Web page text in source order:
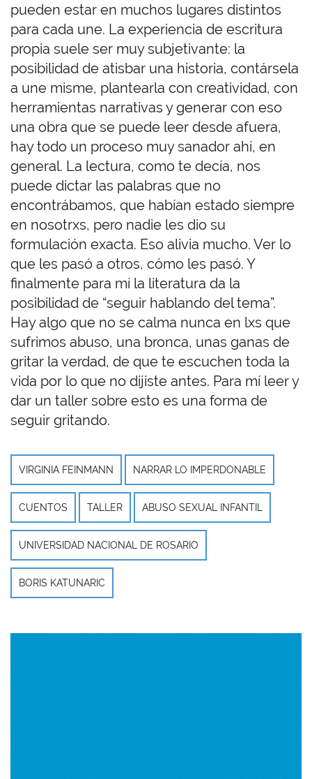
pueden estar en muchos lugares distintos
para cada une. La experiencia de escritura
propia suele ser muy subjetivante: la
posibilidad de atisbar una historia, contársela
a une misme, plantearla con creatividad, con
herramientas narrativas y generar con eso
una obra que se puede leer desde afuera,
hay todo un proceso muy sanador ahí, en
general. La lectura, como te decía, nos
puede dictar las palabras que no
encontrábamos, que habían estado siempre
en nosotrxs, pero nadie les dio su
formulación exacta. Eso alivia mucho. Ver lo
que les pasó a otros, cómo les pasó. Y
finalmente para mí la literatura da la
posibilidad de “seguir hablando del tema”.
Hay algo que no se calma nunca en lxs que
sufrimos abuso, una bronca, unas ganas de
gritar la verdad, de que te escuchen toda la
vida por lo que no dijiste antes. Para mí leer y
dar un taller sobre esto es una forma de
seguir gritando.
VIRGINIA FEINMANN NARRAR LO IMPERDONABLE
CUENTOS TALLER ABUSO SEXUAL INFANTIL
UNIVERSIDAD NACIONAL DE ROSARIO
BORIS KATUNARIC